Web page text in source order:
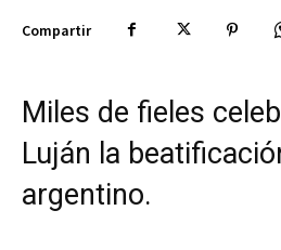
Compartir
Miles de fieles
Luján la
argentino.